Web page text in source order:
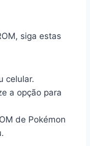
siga estas
celular.
a opção para
de Pokémon